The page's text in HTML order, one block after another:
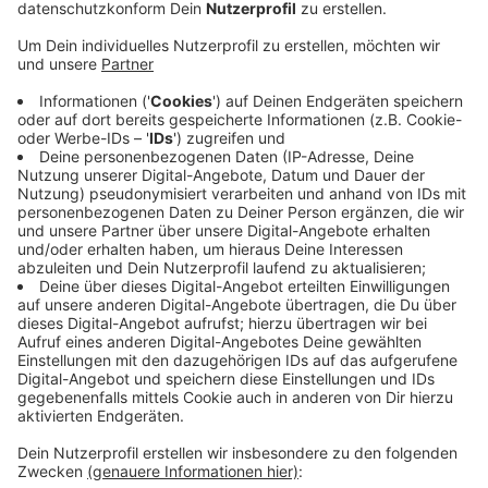
Anzeige
Zwei Kinder und zwei Erwachsene sind in Bottrop beim
Grillen von Stockbrot leicht verletzt worden. Zu dem
Unfall kam es am Wochenende auf einem
Weihnachtsmarkt an einer Feuerstelle. Die Ermittler
gehen davon aus, dass aus Versehen die falsche
Bodenplatte verwendet wurde. Statt aus Granit war
sie offenbar aus Schiefer. Die Platte sei dann durch
die Wärme geplatzt. Die 5 und 8 Jahre alten Kinder und
zwei Erwachsene wurden von den wegplatzenden
Gesteinsstücken getroffen.
Anzeige